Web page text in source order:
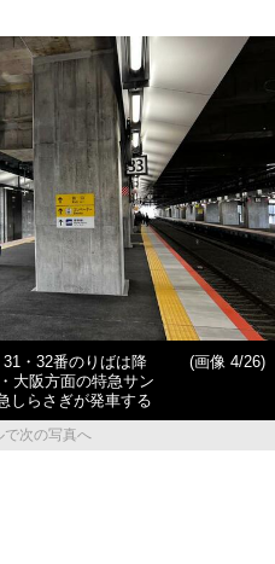
・32番のりばは降
大阪方面の特急サン
しらさぎが発車する
(画像 4/26)
で次の写真へ